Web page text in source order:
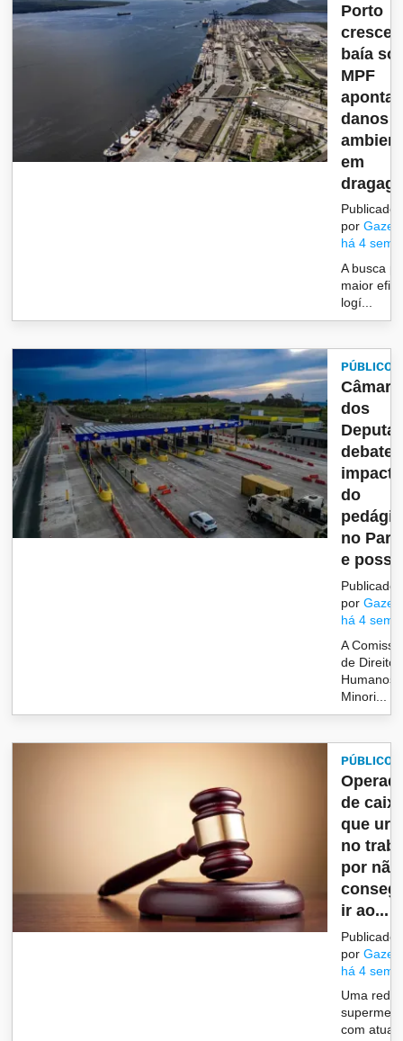
Porto
cresce,
baía
MPF
aponta
danos
em
Publicado
por
há 4
A busca
maior
logí...
PÚBLICO
Câmara
dos
debate
do
pedágio
no
e
Publicado
por
há 4
A
de Direitos
Humanos,
Minori...
PÚBLICO
de
que
no
por não
ir ao...
Publicado
por
há 4
Uma rede
com